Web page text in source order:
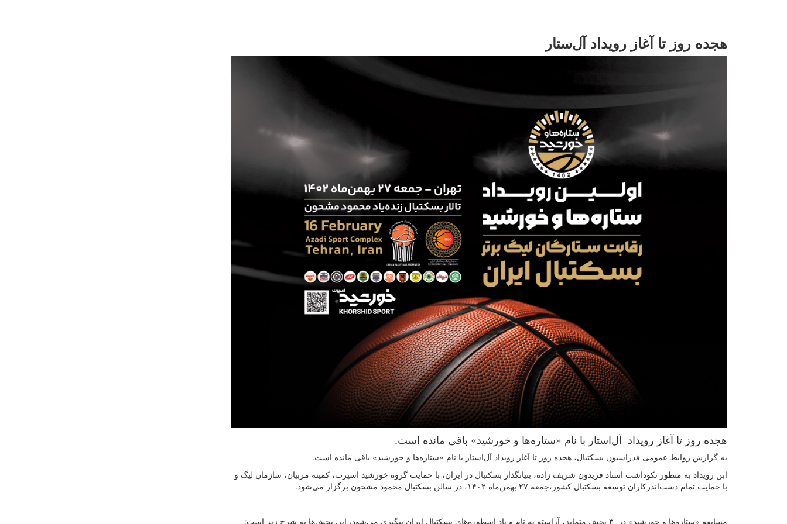
هجده روز تا آغاز رویداد آل‌ستار
هجده روز تا آغاز رویداد آل‌استار با نام «ستاره‌ها و خورشید» باقی مانده است.
به گزارش روابط عمومی فدراسیون بسکتبال، هجده روز تا آغاز رویداد آل‌استار با نام «ستاره‌ها و خورشید» باقی مانده است.
ابن رویداد به منظور نکوداشت استاد فریدون شریف زاده، بنیانگذار بسکتبال در ایران، با حمایت گروه خورشید اسپرت، کمیته‌ مربیان، سازمان لیگ و
با حمایت تمام دست‌اندرکاران توسعه‌ بسکتبال کشور،جمعه ۲۷ بهمن‌ماه ۱۴۰۲، در سالن بسکتبال محمود مشحون برگزار می‌شود.
مسابقه «ستاره‌ها و خورشید» در ۳ بخش متمایز، آراسته به نام و یاد اسطوره‌های بسکتبال ایران پیگیری می‌شود، این بخش‌ها به شرح زیر است: